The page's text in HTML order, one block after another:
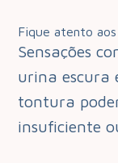
Fique atento
Sensações
urina escura
tontura
insuficiente